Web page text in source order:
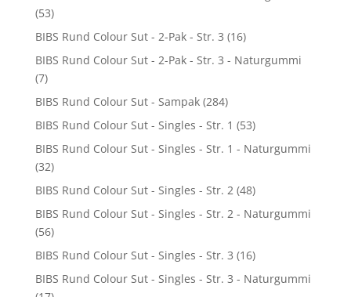
(53)
BIBS Rund Colour Sut - 2-Pak - Str. 3 (16)
BIBS Rund Colour Sut - 2-Pak - Str. 3 - Naturgummi
(7)
BIBS Rund Colour Sut - Sampak (284)
BIBS Rund Colour Sut - Singles - Str. 1 (53)
BIBS Rund Colour Sut - Singles - Str. 1 - Naturgummi
(32)
BIBS Rund Colour Sut - Singles - Str. 2 (48)
BIBS Rund Colour Sut - Singles - Str. 2 - Naturgummi
(56)
BIBS Rund Colour Sut - Singles - Str. 3 (16)
BIBS Rund Colour Sut - Singles - Str. 3 - Naturgummi